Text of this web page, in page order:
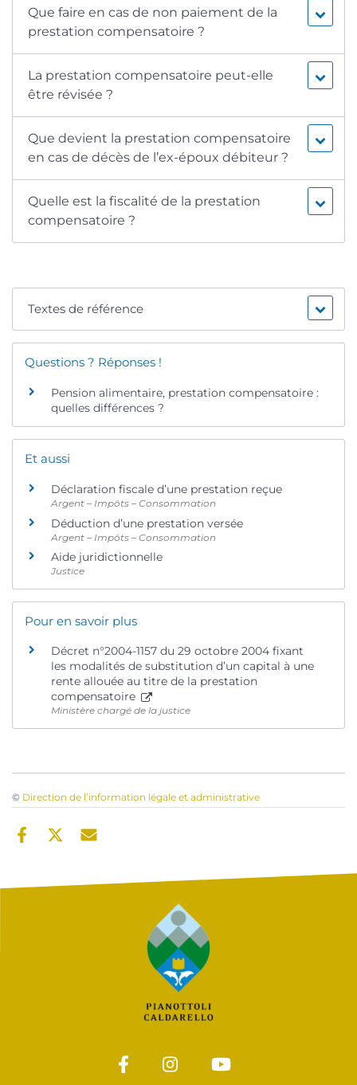
Que faire en cas de non paiement de la
prestation compensatoire ?
La prestation compensatoire peut-elle
être révisée ?
Que devient la prestation compensatoire
en cas de décès de l’ex-époux débiteur ?
Quelle est la fiscalité de la prestation
compensatoire ?
Textes de référence
Questions ? Réponses !
Pension alimentaire, prestation compensatoire :
quelles différences ?
Et aussi
Déclaration fiscale d’une prestation reçue
Argent – Impôts – Consommation
Déduction d’une prestation versée
Argent – Impôts – Consommation
Aide juridictionnelle
Justice
Pour en savoir plus
Décret n°2004-1157 du 29 octobre 2004 fixant
les modalités de substitution d’un capital à une
rente allouée au titre de la prestation
compensatoire
Ministère chargé de la justice
© Direction de l’information légale et administrative